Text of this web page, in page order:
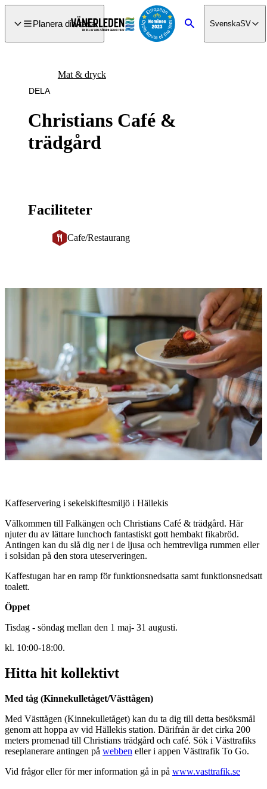
till
Planera din resa
Sök SvenskaSV
Christians Café &
trädgård
Mat & dryck
DELA
Faciliteter
Cafe/Restaurang
Bildspel
med
Beskrivning
Kaffeservering i sekelskiftesmiljö i Hällekis
Välkommen till Falkängen och Christians Café & trädgård. Här
njuter du av lättare lunchoch fantastiskt gott hembakt fikabröd.
Antingen kan du slå dig ner i de ljusa och hemtrevliga rummen eller
i solsidan på den stora uteserveringen.
Kaffestugan har en ramp för funktionsnedsatta samt funktionsnedsatt
toalett.
Öppet
Tisdag - söndag mellan den 1 maj- 31 augusti.
kl. 10:00-18:00.
Hitta hit kollektivt
Med tåg (Kinnekulletåget/Västtågen)
Med Västtågen (Kinnekulletåget) kan du ta dig till detta besöksmål
genom att hoppa av vid Hällekis station. Därifrån är det cirka 200
meters promenad till Christians trädgård och café. Sök i Västtrafiks
reseplanerare antingen på webben eller i appen Västtrafik To Go.
Vid frågor eller för mer information gå in på www.vasttrafik.se